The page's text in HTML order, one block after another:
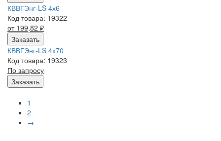
КВВГЭнг-LS 4х6
Код товара: 19322
от 199,82 ₽
Заказать
КВВГЭнг-LS 4х70
Код товара: 19323
По запросу
Заказать
1
2
→